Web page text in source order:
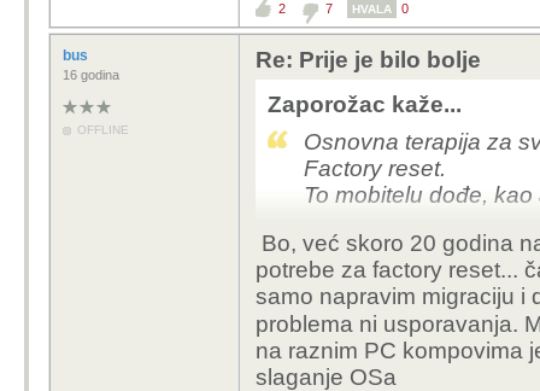
2 7 HVALA 0
bus
16 godina
OFFLINE
Re: Prije je bilo bolje
Zaporožac kaže...
Osnovna terapija za
Factory reset.
To mobitelu dođe,
Bo, već skoro 20 godina
potrebe za factory reset...
samo napravim migraciju i
problema ni usporavanja.
na raznim PC kompovima
slaganje OSa